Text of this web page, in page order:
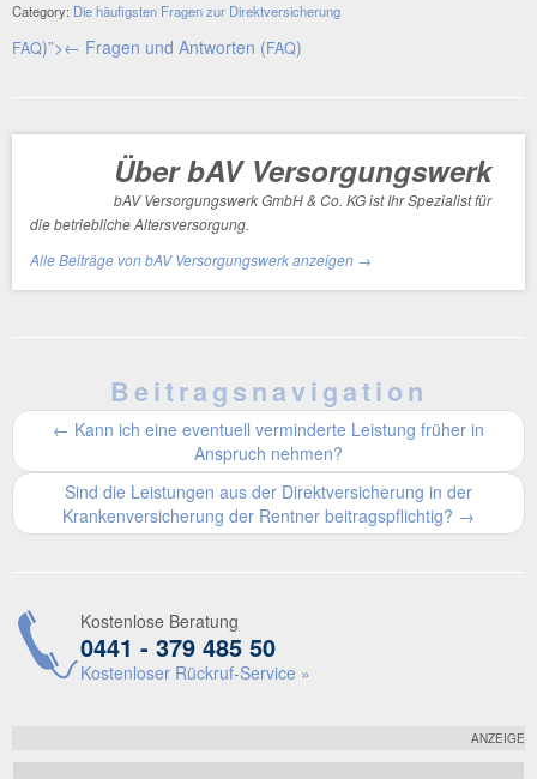
Cate­go­ry: Die häu­figs­ten Fra­gen zur Direktversicherung
FAQ)”>← Fra­gen und Ant­wor­ten (FAQ)
Über bAV Versorgungswerk
bAV Versorgungswerk GmbH & Co. KG ist Ihr Spezialist für
die betriebliche Altersversorgung.
Alle Beiträge von bAV Versorgungswerk anzeigen →
Beitragsnavigation
← Kann ich eine eventuell verminderte Leistung früher in
Anspruch nehmen?
Sind die Leistungen aus der Direktversicherung in der
Krankenversicherung der Rentner beitragspflichtig? →
Kostenlose Beratung
0441 - 379 485 50
Kostenloser Rückruf-Service »
ANZEIGE